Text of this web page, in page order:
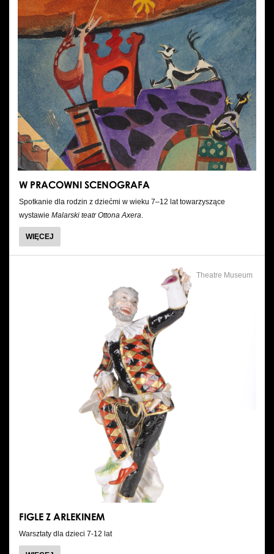
W PRACOWNI SCENOGRAFA
Spotkanie dla rodzin z dziećmi w wieku 7–12 lat towarzyszące
wystawie Malarski teatr Ottona Axera.
WIĘCEJ
Theatre Museum
FIGLE Z ARLEKINEM
Warsztaty dla dzieci 7-12 lat